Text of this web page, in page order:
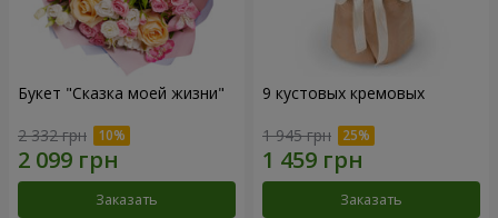
Букет "Сказка моей жизни"
2 332 грн
Заказать
9 кустовых кремовых
1 945 грн
Заказать